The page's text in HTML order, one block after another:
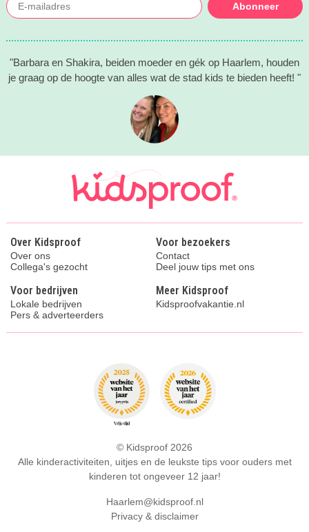
Abonneer
"Barbara en Shakira, beiden moeder en gék op Haarlem, houden
je graag op de hoogte van alles wat de stad kids te bieden heeft! "
Over Kidsproof
Over ons
Collega's gezocht
Voor bezoekers
Contact
Deel jouw tips met ons
Voor bedrijven
Lokale bedrijven
Pers & adverteerders
Meer Kidsproof
Kidsproofvakantie.nl
© Kidsproof 2026
Alle kinderactiviteiten, uitjes en de leukste tips voor ouders met
kinderen tot ongeveer 12 jaar!
Haarlem@kidsproof.nl
Privacy & disclaimer